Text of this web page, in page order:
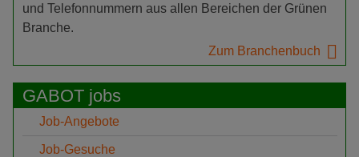
und Telefonnummern aus allen Bereichen der Grünen
Branche.
Zum Branchenbuch
GABOT jobs
Job-Angebote
Job-Gesuche